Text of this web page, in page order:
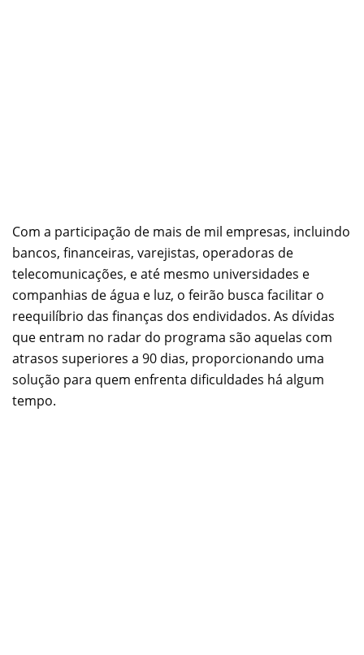
Com a participação de mais de mil empresas, incluindo
bancos, financeiras, varejistas, operadoras de
telecomunicações, e até mesmo universidades e
companhias de água e luz, o feirão busca facilitar o
reequilíbrio das finanças dos endividados. As dívidas
que entram no radar do programa são aquelas com
atrasos superiores a 90 dias, proporcionando uma
solução para quem enfrenta dificuldades há algum
tempo.